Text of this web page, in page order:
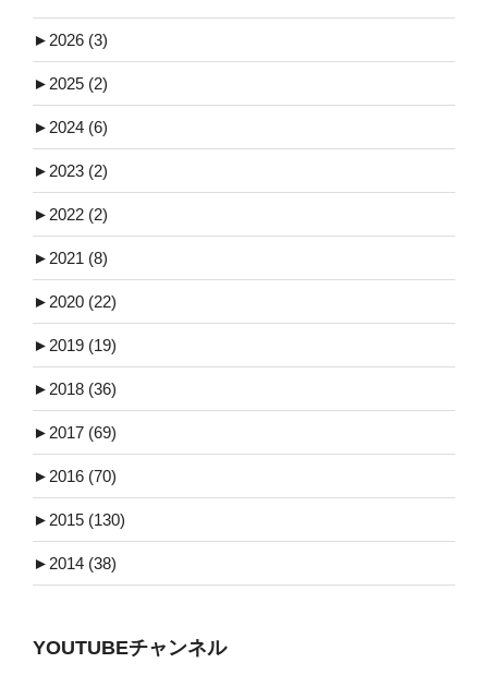
► 2026 (3)
► 2025 (2)
► 2024 (6)
► 2023 (2)
► 2022 (2)
► 2021 (8)
► 2020 (22)
► 2019 (19)
► 2018 (36)
► 2017 (69)
► 2016 (70)
► 2015 (130)
► 2014 (38)
YOUTUBEチャンネル